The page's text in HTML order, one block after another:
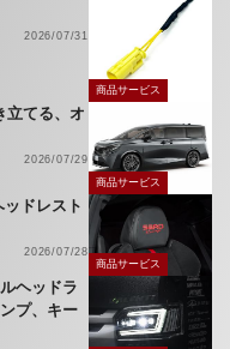
2026/07/31
商品サービス
立てる、オ
2026/07/29
商品サービス
ドレスト
2026/07/28
商品サービス
ヘッドラ
プ、キー